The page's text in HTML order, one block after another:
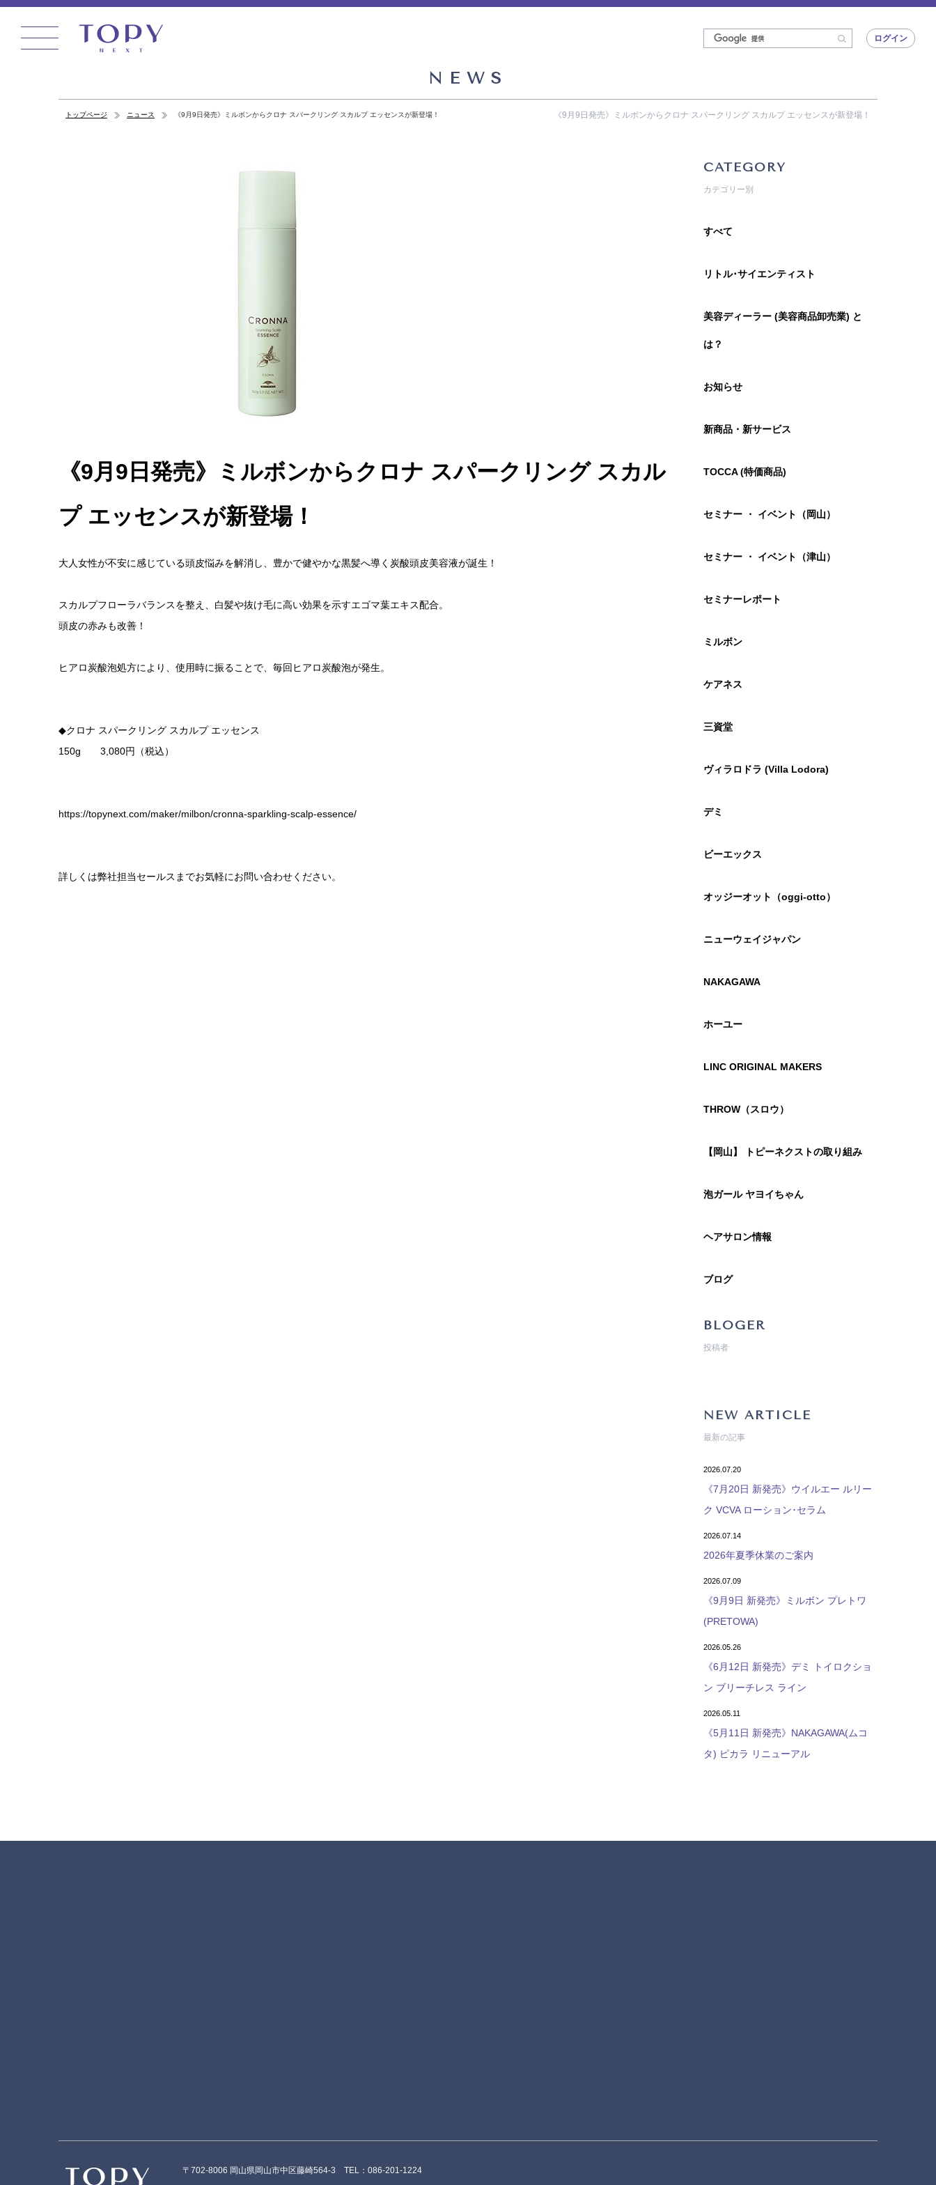
ログイン
NEWS
トップページ ニュース 《9月9日発売》ミルボンからクロナ スパークリング スカルプ エッセンスが新登場！ 《9月9日発売》ミルボンからクロナ スパークリング スカルプ エッセンスが新登場！
CATEGORY
カテゴリー別
すべて
リトル･サイエンティスト
美容ディーラー (美容商品卸売業) と
は？
お知らせ
新商品・新サービス
TOCCA (特価商品)
セミナー ・ イベント（岡山）
セミナー ・ イベント（津山）
セミナーレポート
ミルボン
ケアネス
三資堂
ヴィラロドラ (Villa Lodora)
デミ
ビーエックス
オッジーオット（oggi-otto）
ニューウェイジャパン
NAKAGAWA
ホーユー
LINC ORIGINAL MAKERS
THROW（スロウ）
【岡山】 トピーネクストの取り組み
泡ガール ヤヨイちゃん
ヘアサロン情報
ブログ
BLOGER
投稿者
NEW ARTICLE
最新の記事
2026.07.20
《7月20日 新発売》ウイルエー ルリー
ク VCVA ローション･セラム
2026.07.14
2026年夏季休業のご案内
2026.07.09
《9月9日 新発売》ミルボン プレトワ
(PRETOWA)
2026.05.26
《6月12日 新発売》デミ トイロクショ
ン ブリーチレス ライン
2026.05.11
《5月11日 新発売》NAKAGAWA(ムコ
タ) ピカラ リニューアル
《9月9日発売》ミルボンからクロナ スパークリング スカル
プ エッセンスが新登場！
大人女性が不安に感じている頭皮悩みを解消し、豊かで健やかな黒髪へ導く炭酸頭皮美容液が誕生！
スカルプフローラバランスを整え、白髪や抜け毛に高い効果を示すエゴマ葉エキス配合。
頭皮の赤みも改善！
ヒアロ炭酸泡処方により、使用時に振ることで、毎回ヒアロ炭酸泡が発生。
◆クロナ スパークリング スカルプ エッセンス
150g 3,080円（税込）
https://topynext.com/maker/milbon/cronna-sparkling-scalp-essence/
詳しくは弊社担当セールスまでお気軽にお問い合わせください。
〒702-8006 岡山県岡山市中区藤崎564-3 TEL：086-201-1224